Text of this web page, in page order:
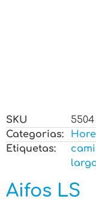
SKU
5504
Categorias:
Etiquetas:
Aifos LS